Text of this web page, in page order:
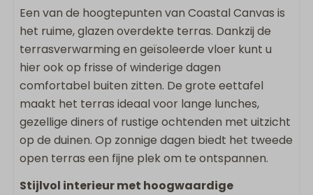
Strijkplank
Vaatwasser
Wasrek
Keukengerei
Inductie kookplaat
Magnetron
Quooker
Koel/vries combinatie
Nespresso apparaat
Een van de hoogtepunten van Coastal Canvas is
het ruime, glazen overdekte terras. Dankzij de
terrasverwarming en geïsoleerde vloer kunt u
hier ook op frisse of winderige dagen
comfortabel buiten zitten. De grote eettafel
maakt het terras ideaal voor lange lunches,
gezellige diners of rustige ochtenden met uitzicht
op de duinen. Op zonnige dagen biedt het tweede
open terras een fijne plek om te ontspannen.
Stijlvol interieur met hoogwaardige